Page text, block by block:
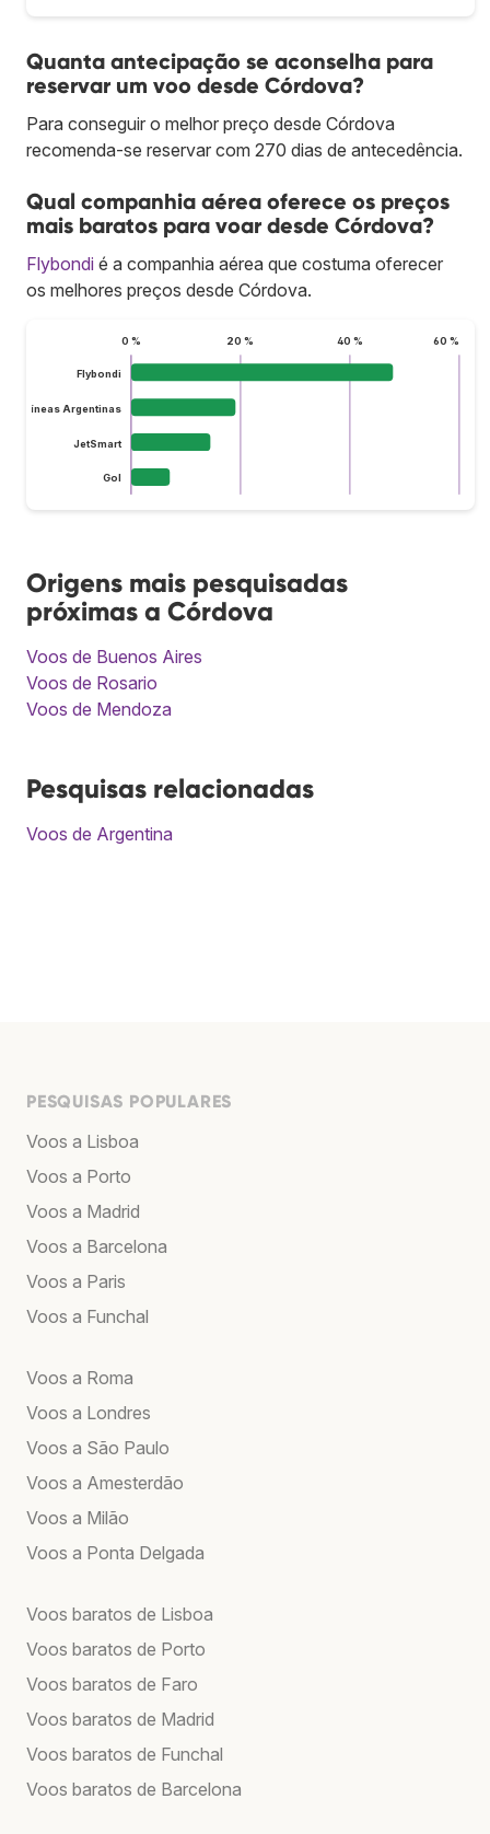
Quanta antecipação se aconselha para
reservar um voo desde Córdova?
Para conseguir o melhor preço desde Córdova
recomenda-se reservar com 270 dias de antecedência.
Qual companhia aérea oferece os preços
mais baratos para voar desde Córdova?
Flybondi é a companhia aérea que costuma oferecer
os melhores preços desde Córdova.
0 % 20 % 40 % 60 %
Flybondi
Aerolíneas Argentinas
JetSmart
Gol
Origens mais pesquisadas
próximas a Córdova
Voos de Buenos Aires
Voos de Rosario
Voos de Mendoza
Pesquisas relacionadas
Voos de Argentina
PESQUISAS POPULARES
Voos a Lisboa
Voos a Porto
Voos a Madrid
Voos a Barcelona
Voos a Paris
Voos a Funchal
Voos a Roma
Voos a Londres
Voos a São Paulo
Voos a Amesterdão
Voos a Milão
Voos a Ponta Delgada
Voos baratos de Lisboa
Voos baratos de Porto
Voos baratos de Faro
Voos baratos de Madrid
Voos baratos de Funchal
Voos baratos de Barcelona